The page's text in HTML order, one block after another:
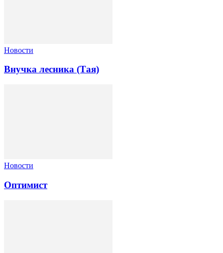
Новости
Внучка лесника (Тая)
Новости
Оптимист